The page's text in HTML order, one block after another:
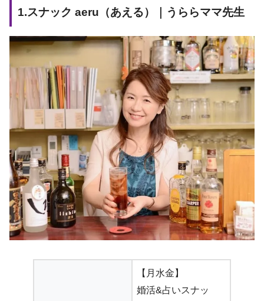
1.スナック aeru（あえる）｜うららママ先生
【月水金】
婚活&占いスナッ